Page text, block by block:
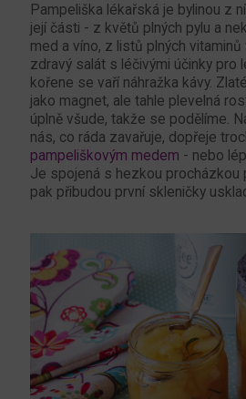
Pampeliška lékařská je bylinou z
její části - z květů plných pylu a
med a víno, z listů plných
zdravý salát s léčivými účinky pro
kořene se vaří náhražka kávy.
jako magnet, ale tahle plevelná
úplně všude, takže se podělíme.
nás, co ráda zavařuje, dopřeje
pampeliškovým medem - nebo
Je spojená s hezkou procházkou
pak přibudou první skleničky